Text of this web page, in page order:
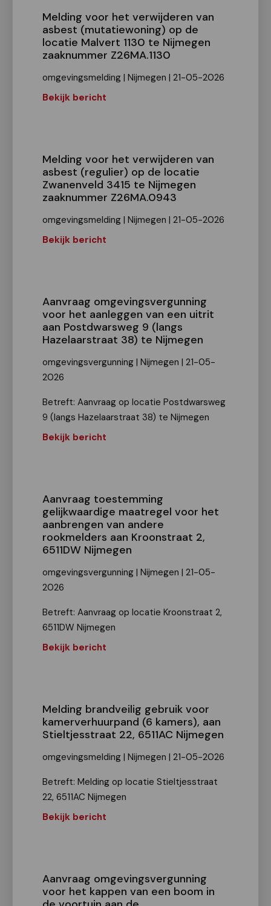
Melding voor het verwijderen van
asbest (mutatiewoning) op de
locatie Malvert 1130 te Nijmegen
zaaknummer Z26MA.1130
omgevingsmelding | Nijmegen | 21-05-2026
Bekijk bericht
Melding voor het verwijderen van
asbest (regulier) op de locatie
Zwanenveld 3415 te Nijmegen
zaaknummer Z26MA.0943
omgevingsmelding | Nijmegen | 21-05-2026
Bekijk bericht
Aanvraag omgevingsvergunning
voor het aanleggen van een uitrit
aan Postdwarsweg 9 (langs
Hazelaarstraat 38) te Nijmegen
omgevingsvergunning | Nijmegen | 21-05-
2026
Betreft: Aanvraag op locatie Postdwarsweg
9 (langs Hazelaarstraat 38) te Nijmegen
Bekijk bericht
Aanvraag toestemming
gelijkwaardige maatregel voor het
aanbrengen van andere
rookmelders aan Kroonstraat 2,
6511DW Nijmegen
omgevingsvergunning | Nijmegen | 21-05-
2026
Betreft: Aanvraag op locatie Kroonstraat 2,
6511DW Nijmegen
Bekijk bericht
Melding brandveilig gebruik voor
kamerverhuurpand (6 kamers), aan
Stieltjesstraat 22, 6511AC Nijmegen
omgevingsmelding | Nijmegen | 21-05-2026
Betreft: Melding op locatie Stieltjesstraat
22, 6511AC Nijmegen
Bekijk bericht
Aanvraag omgevingsvergunning
voor het kappen van een boom in